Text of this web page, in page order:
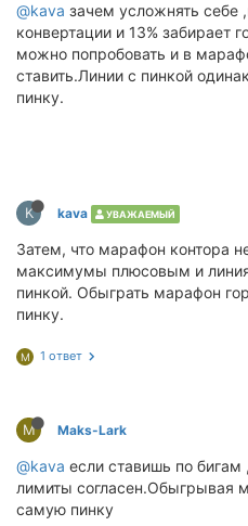
@kava зачем усложнять себе
конвертации и 13% забирает
можно попробовать и в
ставить.Линии с пинкой
пинку.
K kava УВАЖАЕМЫЙ
Затем, что марафон контора
максимумы плюсовым и
пинкой. Обыграть марафон
пинку.
M 1 ответ
M Maks-Lark
@kava если ставишь по бигам
лимиты согласен.Обыгрывая
самую пинку